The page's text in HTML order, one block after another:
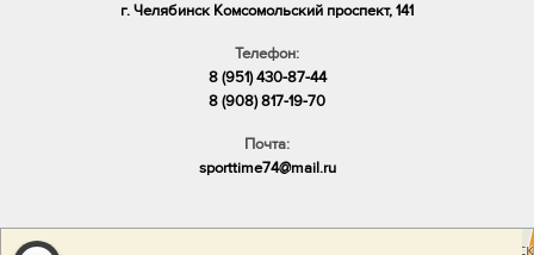
​г. Челябинск Комсомольский проспект, 141
Телефон:
8 (951) 430-87-44
8 (908) 817-19-70
Почта:
sporttime74@mail.ru